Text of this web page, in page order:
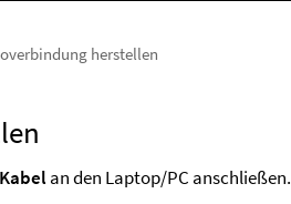
herstellen
an den Laptop/PC anschließen.